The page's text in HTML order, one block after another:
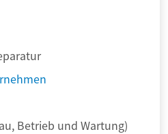
Betrieb und Wartung)